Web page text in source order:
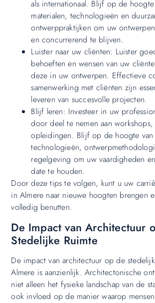
als internationaal. Blijf op de
materialen, technologieën en
ontwerppraktijken om uw
en concurrerend te blijven.
Luister naar uw cliënten: Luister
behoeften en wensen van uw
deze in uw ontwerpen. Effectieve
samenwerking met cliënten zijn
leveren van succesvolle projecten.
Blijf leren: Investeer in uw
door deel te nemen aan workshops,
opleidingen. Blijf op de hoogte van
technologieën,
regelgeving om uw vaardigheden
date te houden.
Door deze tips te volgen, kunt u uw
in Almere naar nieuwe hoogten brengen
volledig benutten.
De Impact van Architectuur
Stedelijke Ruimte
De impact van architectuur op de
Almere is aanzienlijk. Architectonische
niet alleen het fysieke landschap van de
ook invloed op de manier waarop